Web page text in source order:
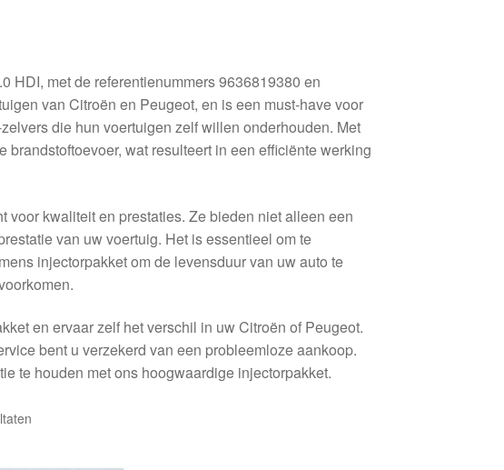
HDI, met de referentienummers 9636819380 en
van Citroën en Peugeot, en is een must-have voor
die hun voertuigen zelf willen onderhouden. Met
wat resulteert in een efficiënte werking
kwaliteit en prestaties. Ze bieden niet alleen een
van uw voertuig. Het is essentieel om te
injectorpakket om de levensduur van uw auto te
en ervaar zelf het verschil in uw Citroën of Peugeot.
bent u verzekerd van een probleemloze aankoop.
te houden met ons hoogwaardige injectorpakket.
Gesorteerd